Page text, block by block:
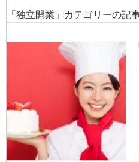
「独立開業」カテゴリーの記